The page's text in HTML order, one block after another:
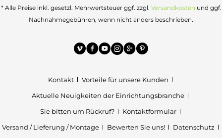
* Alle Preise inkl. gesetzl. Mehrwertsteuer ggf. zzgl. Versandkosten und ggf.
Nachnahmegebühren, wenn nicht anders beschrieben.
Kontakt
Vorteile für unsere Kunden
Aktuelle Neuigkeiten der Einrichtungsbranche
Sie bitten um Rückruf?
Kontaktformular
Versand / Lieferung / Montage
Bewerten Sie uns!
Datenschutz